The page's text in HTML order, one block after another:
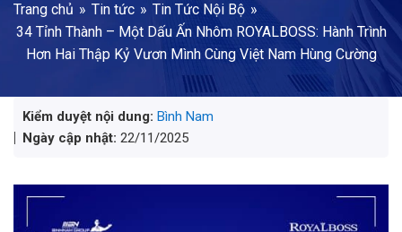
Trang chủ Tin tức
Tin Tức Nội Bộ
34 Tỉnh Thành – Một Dấu Ấn Nhôm ROYALBOSS: Hành Trình
Hơn Hai Thập Kỷ Vươn Mình Cùng Việt Nam Hùng Cường
Kiểm duyệt nội dung: Bình Nam
Ngày cập nhật: 22/11/2025